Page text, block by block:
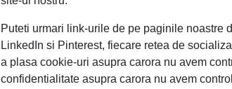
Puteti urmari link-urile de pe paginile noastre
LinkedIn si Pinterest, fiecare retea de
a plasa cookie-uri asupra carora nu avem
confidentialitate asupra carora nu avem